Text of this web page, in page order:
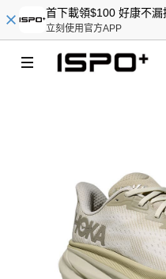
首下載領$100 好康不漏
立刻使用官方APP